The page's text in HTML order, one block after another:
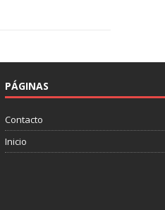
PÁGINAS
Contacto
Inicio